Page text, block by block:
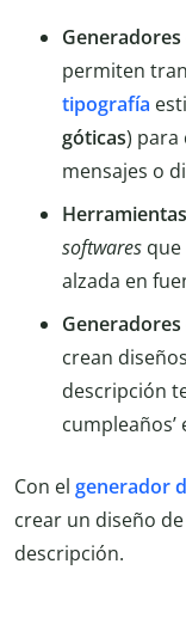
permiten
tipografía
góticas) para
mensajes o
softwares
alzada en
crean
descripción
cumpleaños’
Con el generador
crear un diseño de
descripción.